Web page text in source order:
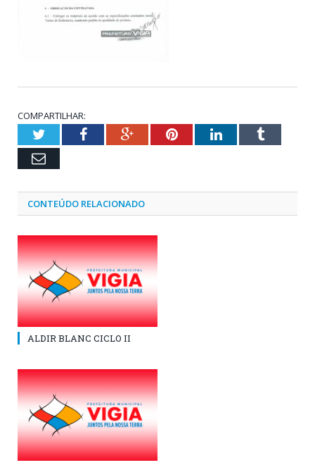
COMPARTILHAR:
TwitterFacebookGoogle+PinterestLinkedInTumblr
Email
CONTEÚDO RELACIONADO
ALDIR BLANC CICLO II